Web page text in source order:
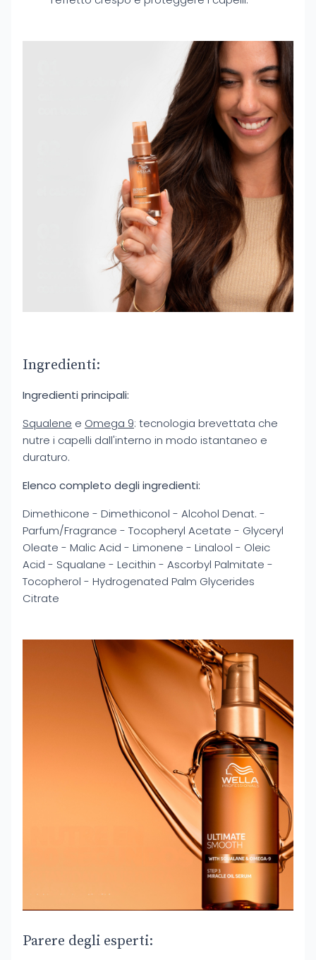
Ingredienti:
Ingredienti principali:
Squalene e Omega 9: tecnologia brevettata che
nutre i capelli dall'interno in modo istantaneo e
duraturo.
Elenco completo degli ingredienti:
Dimethicone - Dimethiconol - Alcohol Denat. -
Parfum/Fragrance - Tocopheryl Acetate - Glyceryl
Oleate - Malic Acid - Limonene - Linalool - Oleic
Acid - Squalane - Lecithin - Ascorbyl Palmitate -
Tocopherol - Hydrogenated Palm Glycerides
Citrate
Parere degli esperti: